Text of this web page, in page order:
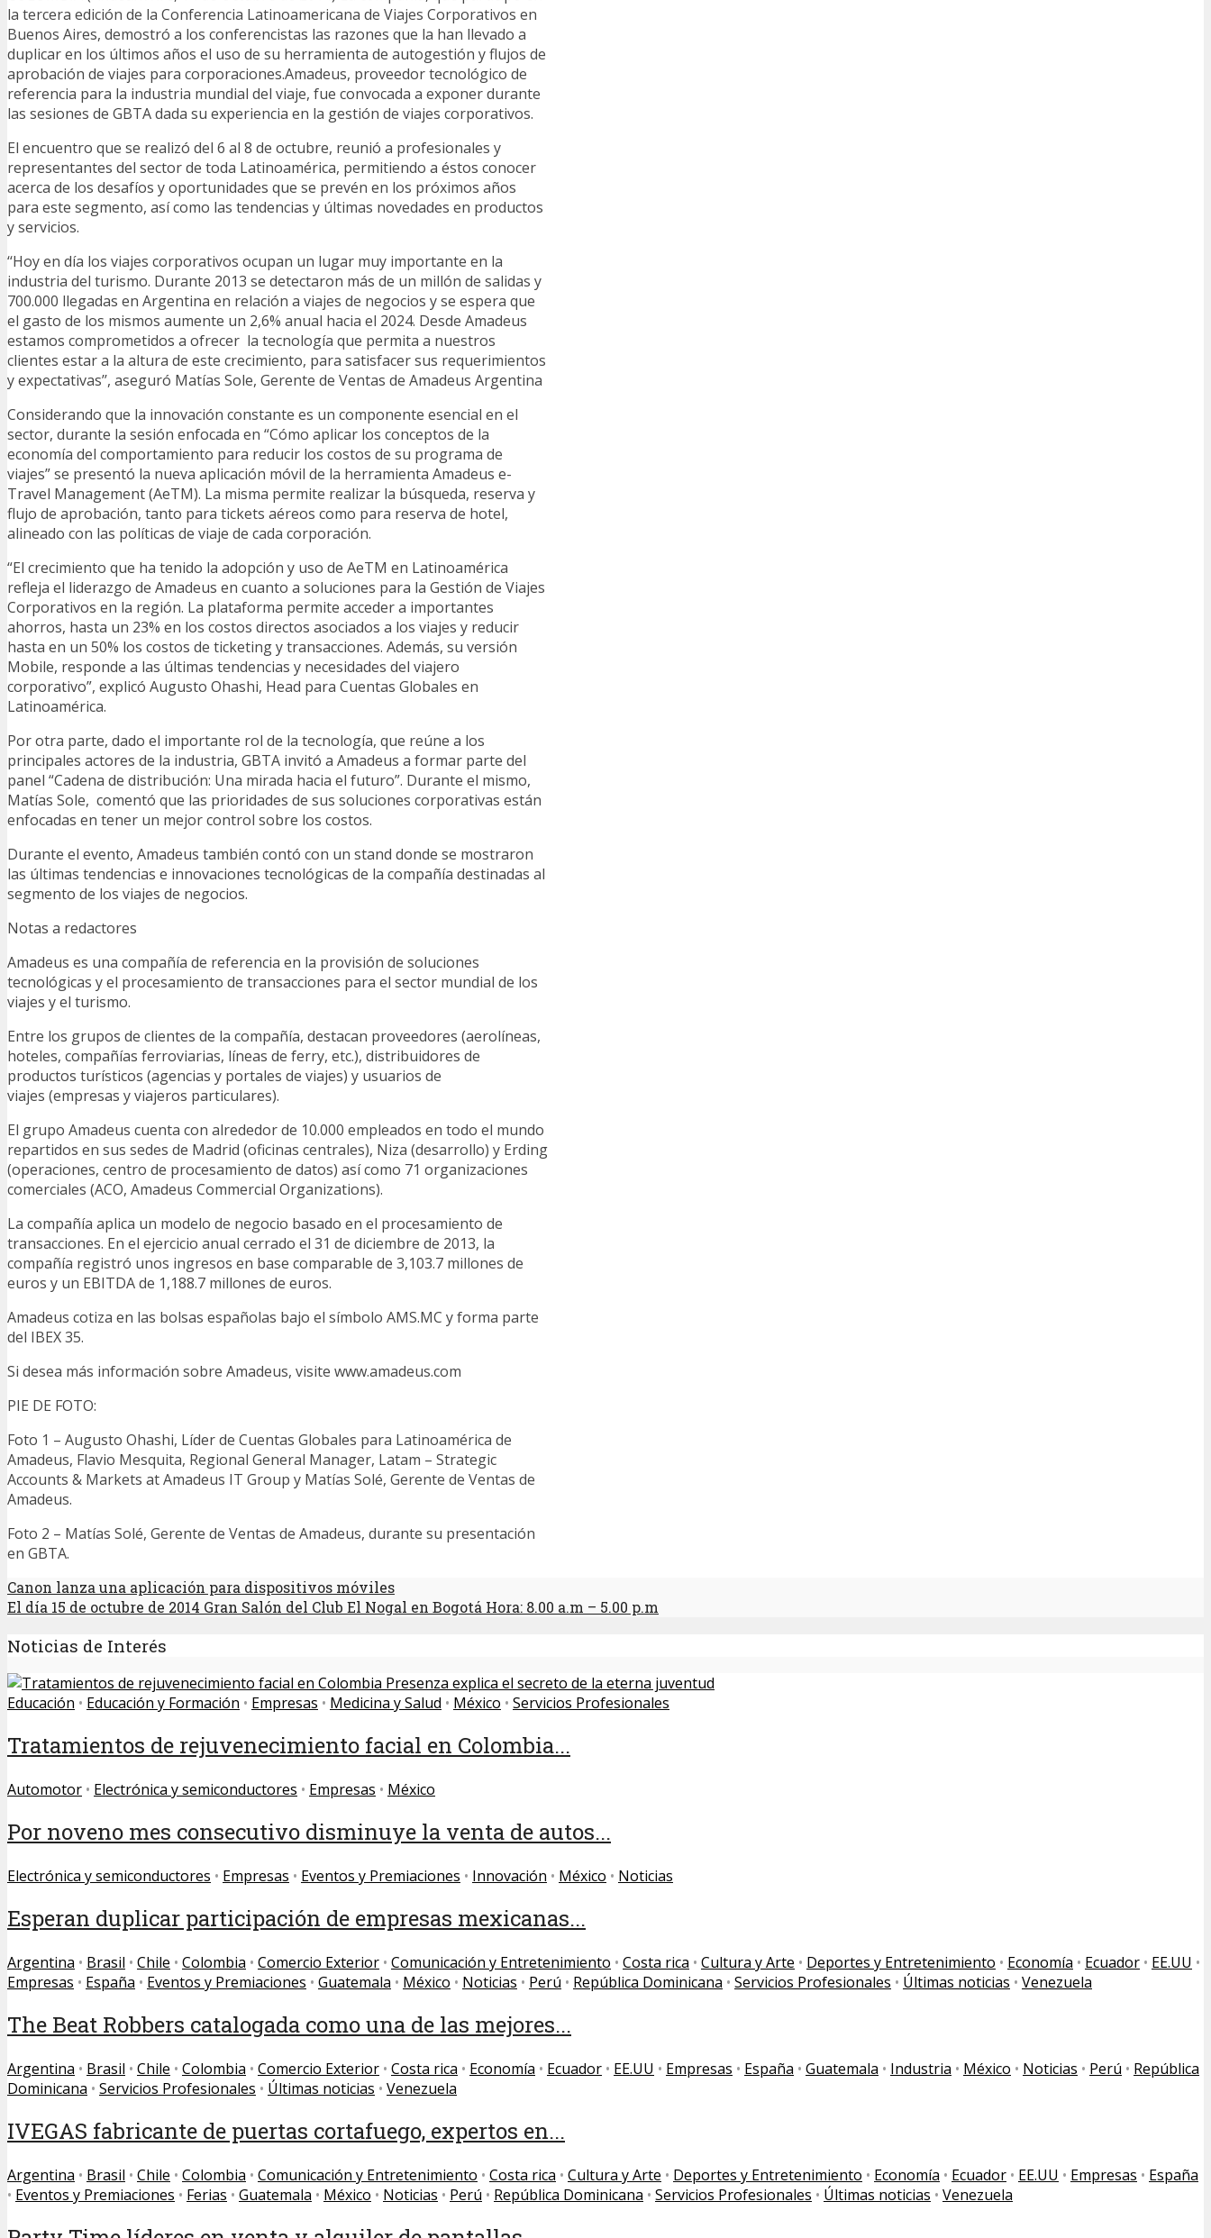
la tercera edición de la Conferencia Latinoamericana de Viajes Corporativos en
Buenos Aires, demostró a los conferencistas las razones que la han llevado a
duplicar en los últimos años el uso de su herramienta de autogestión y flujos de
aprobación de viajes para corporaciones.Amadeus, proveedor tecnológico de
referencia para la industria mundial del viaje, fue convocada a exponer durante
las sesiones de GBTA dada su experiencia en la gestión de viajes corporativos.
El encuentro que se realizó del 6 al 8 de octubre, reunió a profesionales y
representantes del sector de toda Latinoamérica, permitiendo a éstos conocer
acerca de los desafíos y oportunidades que se prevén en los próximos años
para este segmento, así como las tendencias y últimas novedades en productos
y servicios.
‘‘Hoy en día los viajes corporativos ocupan un lugar muy importante en la
industria del turismo. Durante 2013 se detectaron más de un millón de salidas y
700.000 llegadas en Argentina en relación a viajes de negocios y se espera que
el gasto de los mismos aumente un 2,6% anual hacia el 2024. Desde Amadeus
estamos comprometidos a ofrecer la tecnología que permita a nuestros
clientes estar a la altura de este crecimiento, para satisfacer sus requerimientos
y expectativas’’, aseguró Matías Sole, Gerente de Ventas de Amadeus Argentina
Considerando que la innovación constante es un componente esencial en el
sector, durante la sesión enfocada en “Cómo aplicar los conceptos de la
economía del comportamiento para reducir los costos de su programa de
viajes” se presentó la nueva aplicación móvil de la herramienta Amadeus e-
Travel Management (AeTM). La misma permite realizar la búsqueda, reserva y
flujo de aprobación, tanto para tickets aéreos como para reserva de hotel,
alineado con las políticas de viaje de cada corporación.
“El crecimiento que ha tenido la adopción y uso de AeTM en Latinoamérica
refleja el liderazgo de Amadeus en cuanto a soluciones para la Gestión de Viajes
Corporativos en la región. La plataforma permite acceder a importantes
ahorros, hasta un 23% en los costos directos asociados a los viajes y reducir
hasta en un 50% los costos de ticketing y transacciones. Además, su versión
Mobile, responde a las últimas tendencias y necesidades del viajero
corporativo”, explicó Augusto Ohashi, Head para Cuentas Globales en
Latinoamérica.
Por otra parte, dado el importante rol de la tecnología, que reúne a los
principales actores de la industria, GBTA invitó a Amadeus a formar parte del
panel “Cadena de distribución: Una mirada hacia el futuro”. Durante el mismo,
Matías Sole, comentó que las prioridades de sus soluciones corporativas están
enfocadas en tener un mejor control sobre los costos.
Durante el evento, Amadeus también contó con un stand donde se mostraron
las últimas tendencias e innovaciones tecnológicas de la compañía destinadas al
segmento de los viajes de negocios.
Notas a redactores
Amadeus es una compañía de referencia en la provisión de soluciones
tecnológicas y el procesamiento de transacciones para el sector mundial de los
viajes y el turismo.
Entre los grupos de clientes de la compañía, destacan proveedores (aerolíneas,
hoteles, compañías ferroviarias, líneas de ferry, etc.), distribuidores de
productos turísticos (agencias y portales de viajes) y usuarios de
viajes (empresas y viajeros particulares).
El grupo Amadeus cuenta con alrededor de 10.000 empleados en todo el mundo
repartidos en sus sedes de Madrid (oficinas centrales), Niza (desarrollo) y Erding
(operaciones, centro de procesamiento de datos) así como 71 organizaciones
comerciales (ACO, Amadeus Commercial Organizations).
La compañía aplica un modelo de negocio basado en el procesamiento de
transacciones. En el ejercicio anual cerrado el 31 de diciembre de 2013, la
compañía registró unos ingresos en base comparable de 3,103.7 millones de
euros y un EBITDA de 1,188.7 millones de euros.
Amadeus cotiza en las bolsas españolas bajo el símbolo AMS.MC y forma parte
del IBEX 35.
Si desea más información sobre Amadeus, visite www.amadeus.com
PIE DE FOTO:
Foto 1 – Augusto Ohashi, Líder de Cuentas Globales para Latinoamérica de
Amadeus, Flavio Mesquita, Regional General Manager, Latam – Strategic
Accounts & Markets at Amadeus IT Group y Matías Solé, Gerente de Ventas de
Amadeus.
Foto 2 – Matías Solé, Gerente de Ventas de Amadeus, durante su presentación
en GBTA.
Canon lanza una aplicación para dispositivos móviles
El día 15 de octubre de 2014 Gran Salón del Club El Nogal en Bogotá Hora: 8.00 a.m – 5.00 p.m
Noticias de Interés
Educación • Educación y Formación • Empresas • Medicina y Salud • México • Servicios Profesionales
Tratamientos de rejuvenecimiento facial en Colombia...
Automotor • Electrónica y semiconductores • Empresas • México
Por noveno mes consecutivo disminuye la venta de autos...
Electrónica y semiconductores • Empresas • Eventos y Premiaciones • Innovación • México • Noticias
Esperan duplicar participación de empresas mexicanas...
Argentina • Brasil • Chile • Colombia • Comercio Exterior • Comunicación y Entretenimiento • Costa rica • Cultura y Arte • Deportes y Entretenimiento • Economía • Ecuador • EE.UU •
Empresas • España • Eventos y Premiaciones • Guatemala • México • Noticias • Perú • República Dominicana • Servicios Profesionales • Últimas noticias • Venezuela
The Beat Robbers catalogada como una de las mejores...
Argentina • Brasil • Chile • Colombia • Comercio Exterior • Costa rica • Economía • Ecuador • EE.UU • Empresas • España • Guatemala • Industria • México • Noticias • Perú • República
Dominicana • Servicios Profesionales • Últimas noticias • Venezuela
IVEGAS fabricante de puertas cortafuego, expertos en...
Argentina • Brasil • Chile • Colombia • Comunicación y Entretenimiento • Costa rica • Cultura y Arte • Deportes y Entretenimiento • Economía • Ecuador • EE.UU • Empresas • España
• Eventos y Premiaciones • Ferias • Guatemala • México • Noticias • Perú • República Dominicana • Servicios Profesionales • Últimas noticias • Venezuela